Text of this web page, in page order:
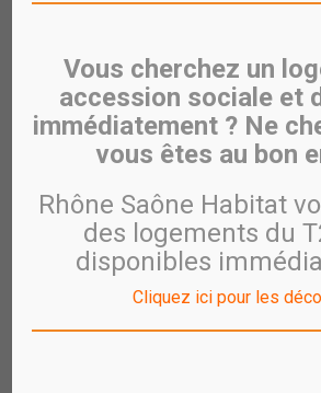
2010
Vous cherchez un
accession sociale et
immédiatement ? Ne
vous êtes au bon
Rhône Saône Habitat
des logements du
disponibles
Cliquez ici pour les